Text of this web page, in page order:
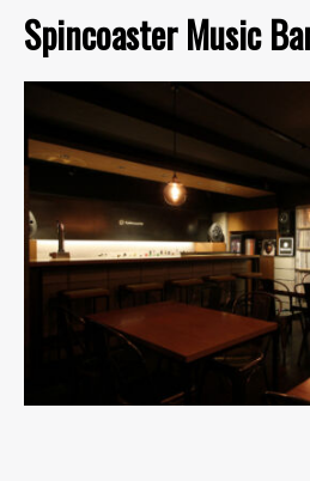
Spincoaster Music